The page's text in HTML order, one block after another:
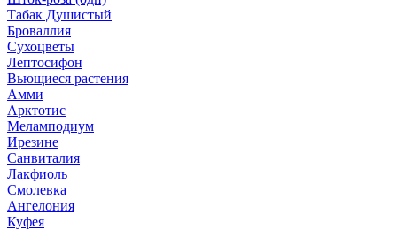
Табак Душистый
Броваллия
Сухоцветы
Лептосифон
Вьющиеся растения
Амми
Арктотис
Меламподиум
Ирезине
Санвиталия
Лакфиоль
Смолевка
Ангелония
Куфея